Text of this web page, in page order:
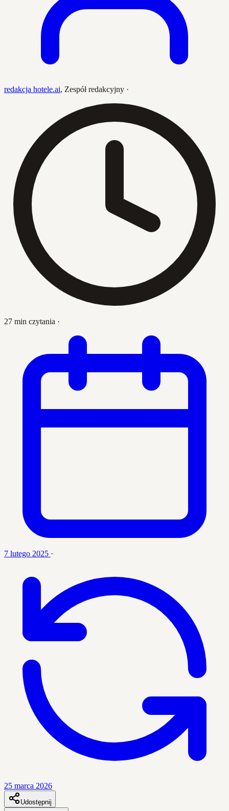
redakcja hotele.ai, Zespół redakcyjny ·
27 min czytania ·
7 lutego 2025 ·
25 marca 2026
Udostępnij